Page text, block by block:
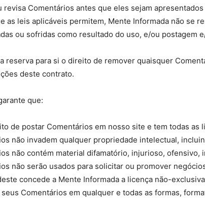
revisa Comentários antes que eles sejam
as leis aplicáveis permitem, Mente Informada não se
ou sofridas como resultado do uso, e/ou postagem
reserva para si o direito de remover quaisquer
deste contrato.
que:
de postar Comentários em nosso site e tem todas as
não invadem qualquer propriedade intelectual,
não contém material difamatório, injurioso,
não serão usados para solicitar ou promover
concede a Mente Informada a licença não-
Comentários em qualquer e todas as formas,